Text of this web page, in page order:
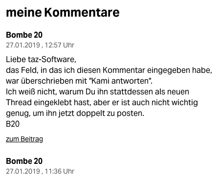
kultur
sport
berlin
nord
wahrheit
verlag
veranstaltungen
meine Kommentare
Bombe 20
27.01.2019 , 12:57 Uhr
Liebe taz-Software,
das Feld, in das ich diesen Kommentar eingegeben habe,
war überschrieben mit "Kami antworten".
Ich weiß nicht, warum Du ihn stattdessen als neuen
Thread eingeklebt hast, aber er ist auch nicht wichtig
genug, um ihn jetzt doppelt zu posten.
B20
zum Beitrag
Bombe 20
27.01.2019 , 11:36 Uhr